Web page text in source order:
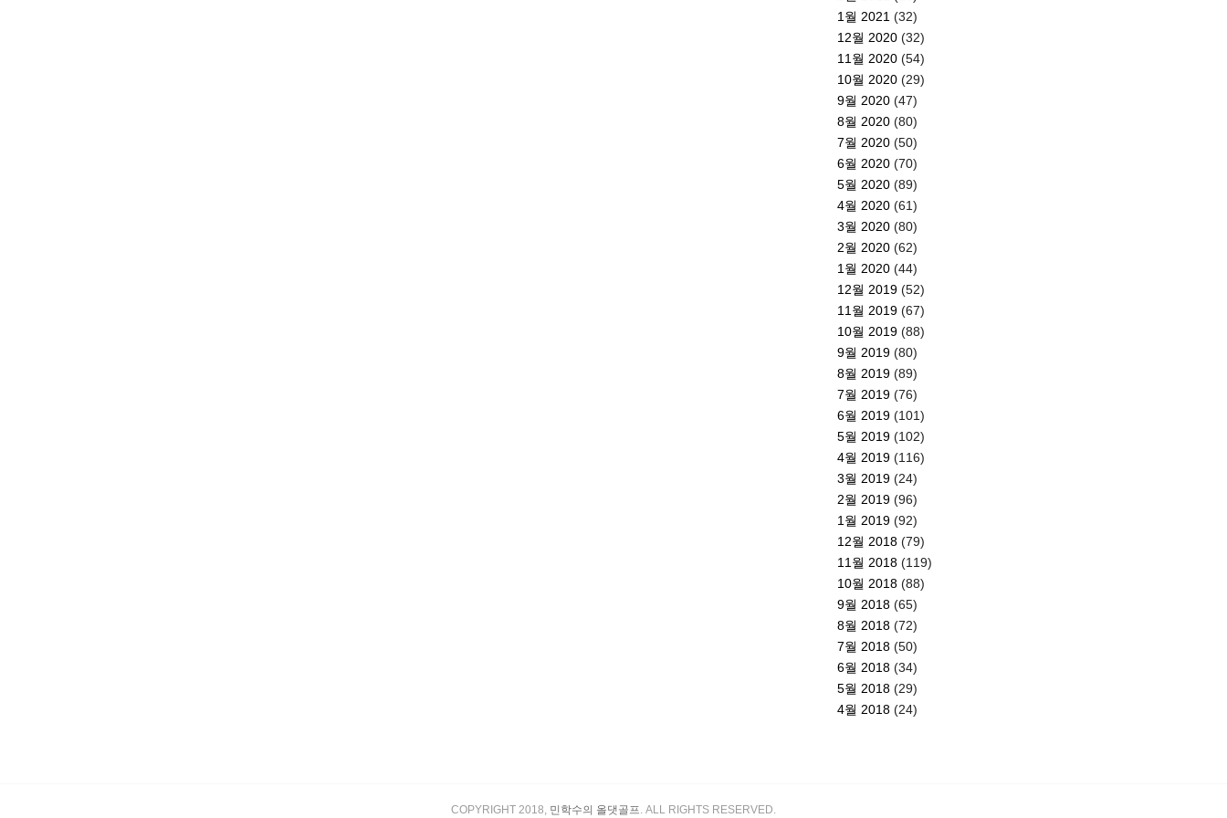
1월 2021 (32)
12월 2020 (32)
11월 2020 (54)
10월 2020 (29)
9월 2020 (47)
8월 2020 (80)
7월 2020 (50)
6월 2020 (70)
5월 2020 (89)
4월 2020 (61)
3월 2020 (80)
2월 2020 (62)
1월 2020 (44)
12월 2019 (52)
11월 2019 (67)
10월 2019 (88)
9월 2019 (80)
8월 2019 (89)
7월 2019 (76)
6월 2019 (101)
5월 2019 (102)
4월 2019 (116)
3월 2019 (24)
2월 2019 (96)
1월 2019 (92)
12월 2018 (79)
11월 2018 (119)
10월 2018 (88)
9월 2018 (65)
8월 2018 (72)
7월 2018 (50)
6월 2018 (34)
5월 2018 (29)
4월 2018 (24)
COPYRIGHT 2018, 민학수의 올댓골프. ALL RIGHTS RESERVED.